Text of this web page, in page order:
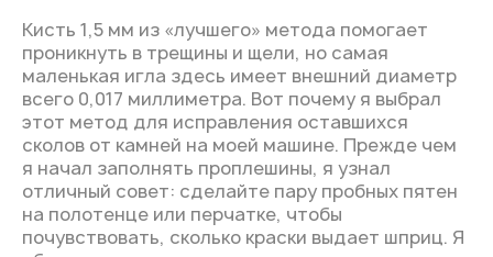
Кисть 1,5 мм из «лучшего» метода помогает
проникнуть в трещины и щели, но самая
маленькая игла здесь имеет внешний диаметр
всего 0,017 миллиметра. Вот почему я выбрал
этот метод для исправления оставшихся
сколов от камней на моей машине. Прежде чем
я начал заполнять проплешины, я узнал
отличный совет: сделайте пару пробных пятен
на полотенце или перчатке, чтобы
почувствовать, сколько краски выдает шприц. Я